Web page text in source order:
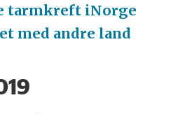
tarmkreft iNorge
med andre land